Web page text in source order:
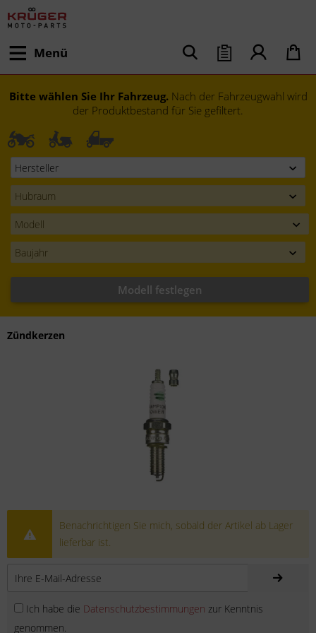
Menü
Bitte wählen Sie Ihr Fahrzeug. Nach der Fahrzeugwahl wird
der Produktbestand für Sie gefiltert.
Modell festlegen
Zündkerzen
Benachrichtigen Sie mich, sobald der Artikel ab Lager
lieferbar ist.
Ich habe die Datenschutzbestimmungen zur Kenntnis
genommen.